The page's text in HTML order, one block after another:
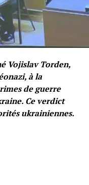
Vojislav Torden,
à la
de guerre
Ce verdict
ukrainiennes.